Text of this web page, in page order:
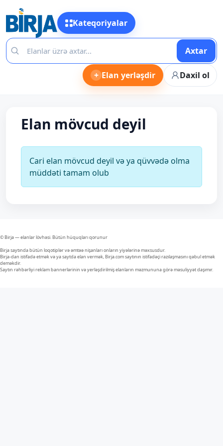
Kateqoriyalar
Axtar
+ Elan yerləşdir Daxil ol
Elan mövcud deyil
Cari elan mövcud deyil və ya qüvvədə olma
müddəti tamam olub
© Birja — elanlar lövhəsi. Bütün hüquqları qorunur
Birja saytında bütün loqotiplər və əmtəə nişanları onların yiyələrinə məxsusdur.
Birja-dan istifadə etmək və ya saytda elan vermək, Birja.com saytının istifadəçi razılaşmasını qəbul etmək
deməkdir.
Saytın rəhbərliyi reklam bannerlərinin və yerləşdirilmiş elanların məzmununa görə məsuliyyət daşımır.